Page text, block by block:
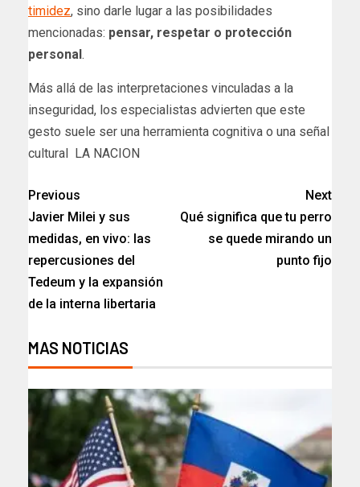
timidez, sino darle lugar a las posibilidades
mencionadas: pensar, respetar o protección
personal.
​Más allá de las interpretaciones vinculadas a la
inseguridad, los especialistas advierten que este
gesto suele ser una herramienta cognitiva o una señal
cultural LA NACION
Previous
Javier Milei y sus
medidas, en vivo: las
repercusiones del
Tedeum y la expansión
de la interna libertaria
Next
Qué significa que tu perro
se quede mirando un
punto fijo
MAS NOTICIAS